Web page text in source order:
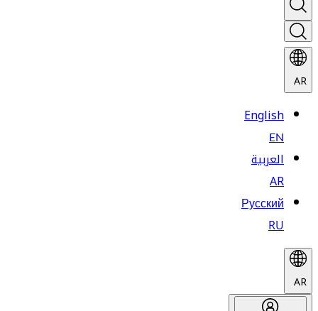
AR
English
EN
العربية
AR
Русский
RU
AR